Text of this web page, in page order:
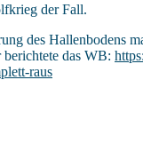
der Fall.
des Hallenbodens
das WB:
raus